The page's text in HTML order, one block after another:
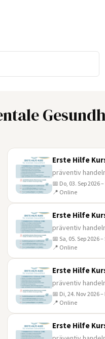
Erste Hilfe
präventiv
📅 Do, 03. Sep 2026
📍 Online
Erste Hilfe
präventiv
📅 Sa, 05. Sep 2026
📍 Online
Erste Hilfe
präventiv
📅 Di, 24. Nov 2026
📍 Online
Erste Hilfe